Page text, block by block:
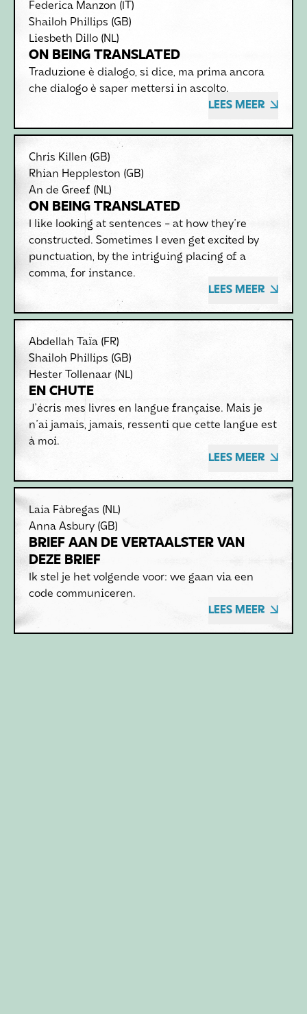
Federica Manzon (IT)
Shailoh Phillips (GB)
Liesbeth Dillo (NL)
ON BEING TRANSLATED
Traduzione è dialogo, si dice, ma prima ancora
che dialogo è saper mettersi in ascolto.
LEES MEER
Chris Killen (GB)
Rhian Heppleston (GB)
An de Greef (NL)
ON BEING TRANSLATED
I like looking at sentences - at how they're
constructed. Sometimes I even get excited by
punctuation, by the intriguing placing of a
comma, for instance.
LEES MEER
Abdellah Taïa (FR)
Shailoh Phillips (GB)
Hester Tollenaar (NL)
EN CHUTE
J'écris mes livres en langue française. Mais je
n'ai jamais, jamais, ressenti que cette langue est
à moi.
LEES MEER
Laia Fàbregas (NL)
Anna Asbury (GB)
BRIEF AAN DE VERTAALSTER VAN
DEZE BRIEF
Ik stel je het volgende voor: we gaan via een
code communiceren.
LEES MEER